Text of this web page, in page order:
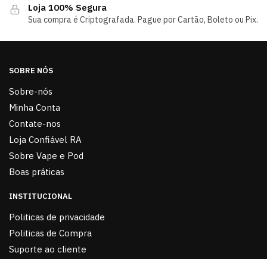
Loja 100% Segura
Sua compra é Criptografada. Pague por Cartão, Boleto ou Pix.
SOBRE NÓS
Sobre-nós
Minha Conta
Contate-nos
Loja Confiável RA
Sobre Vape e Pod
Boas práticas
INSTITUCIONAL
Politicas de privacidade
Politicas de Compra
Suporte ao cliente